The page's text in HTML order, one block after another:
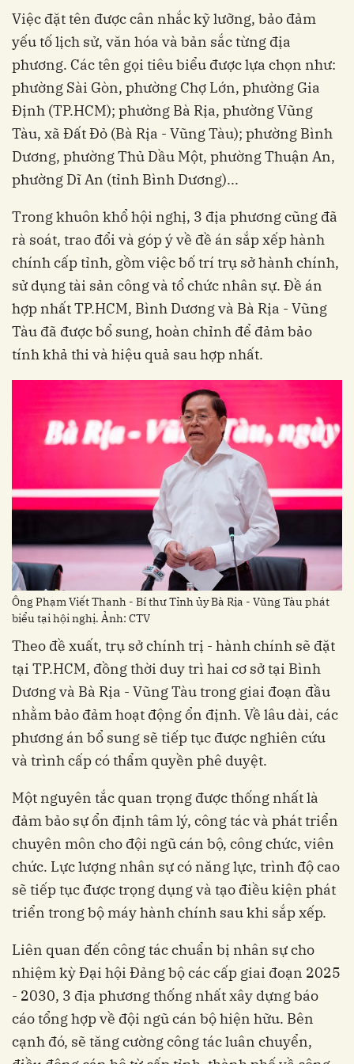
Việc đặt tên được cân nhắc kỹ lưỡng, bảo đảm
yếu tố lịch sử, văn hóa và bản sắc từng địa
phương. Các tên gọi tiêu biểu được lựa chọn như:
phường Sài Gòn, phường Chợ Lớn, phường Gia
Định (TP.HCM); phường Bà Rịa, phường Vũng
Tàu, xã Đất Đỏ (Bà Rịa - Vũng Tàu); phường Bình
Dương, phường Thủ Dầu Một, phường Thuận An,
phường Dĩ An (tỉnh Bình Dương)...
Trong khuôn khổ hội nghị, 3 địa phương cũng đã
rà soát, trao đổi và góp ý về đề án sắp xếp hành
chính cấp tỉnh, gồm việc bố trí trụ sở hành chính,
sử dụng tài sản công và tổ chức nhân sự. Đề án
hợp nhất TP.HCM, Bình Dương và Bà Rịa - Vũng
Tàu đã được bổ sung, hoàn chỉnh để đảm bảo
tính khả thi và hiệu quả sau hợp nhất.
Ông Phạm Viết Thanh - Bí thư Tỉnh ủy Bà Rịa - Vũng Tàu phát
biểu tại hội nghị. Ảnh: CTV
Theo đề xuất, trụ sở chính trị - hành chính sẽ đặt
tại TP.HCM, đồng thời duy trì hai cơ sở tại Bình
Dương và Bà Rịa - Vũng Tàu trong giai đoạn đầu
nhằm bảo đảm hoạt động ổn định. Về lâu dài, các
phương án bổ sung sẽ tiếp tục được nghiên cứu
và trình cấp có thẩm quyền phê duyệt.
Một nguyên tắc quan trọng được thống nhất là
đảm bảo sự ổn định tâm lý, công tác và phát triển
chuyên môn cho đội ngũ cán bộ, công chức, viên
chức. Lực lượng nhân sự có năng lực, trình độ cao
sẽ tiếp tục được trọng dụng và tạo điều kiện phát
triển trong bộ máy hành chính sau khi sắp xếp.
Liên quan đến công tác chuẩn bị nhân sự cho
nhiệm kỳ Đại hội Đảng bộ các cấp giai đoạn 2025
- 2030, 3 địa phương thống nhất xây dựng báo
cáo tổng hợp về đội ngũ cán bộ hiện hữu. Bên
cạnh đó, sẽ tăng cường công tác luân chuyển,